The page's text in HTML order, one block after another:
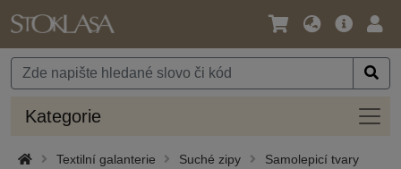
Jazyk
Měna
Hlavní
Kategorie
Textilní galanterie Suché zipy Samolepicí tvary